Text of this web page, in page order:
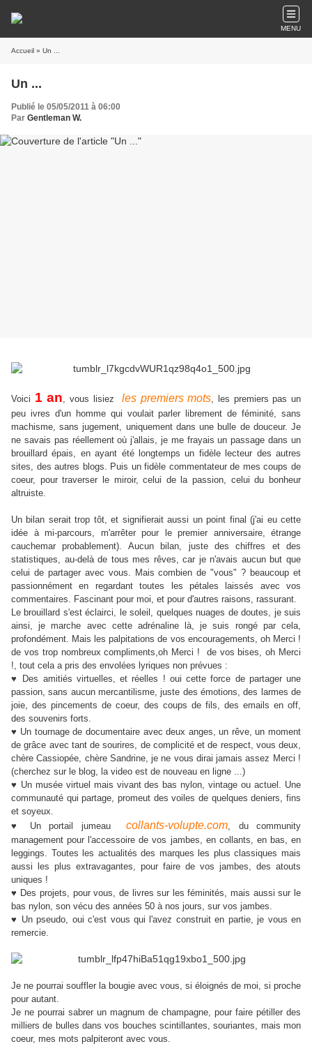
MENU
Accueil » Un ...
Un ...
Publié le 05/05/2011 à 06:00
Par Gentleman W.
Voici 1 an, vous lisiez les premiers mots, les premiers pas un
peu ivres d'un homme qui voulait parler librement de féminité, sans
machisme, sans jugement, uniquement dans une bulle de douceur. Je
ne savais pas réellement où j'allais, je me frayais un passage dans un
brouillard épais, en ayant été longtemps un fidèle lecteur des autres
sites, des autres blogs. Puis un fidèle commentateur de mes coups de
coeur, pour traverser le miroir, celui de la passion, celui du bonheur
altruiste.
Un bilan serait trop tôt, et signifierait aussi un point final (j'ai eu cette
idée à mi-parcours, m'arrêter pour le premier anniversaire, étrange
cauchemar probablement). Aucun bilan, juste des chiffres et des
statistiques, au-delà de tous mes rêves, car je n'avais aucun but que
celui de partager avec vous. Mais combien de "vous" ? beaucoup et
passionnément en regardant toutes les pétales laissés avec vos
commentaires. Fascinant pour moi, et pour d'autres raisons, rassurant.
Le brouillard s'est éclairci, le soleil, quelques nuages de doutes, je suis
ainsi, je marche avec cette adrénaline là, je suis rongé par cela,
profondément. Mais les palpitations de vos encouragements, oh Merci !
de vos trop nombreux compliments,oh Merci ! de vos bises, oh Merci
!, tout cela a pris des envolées lyriques non prévues :
♥ Des amitiés virtuelles, et réelles ! oui cette force de partager une
passion, sans aucun mercantilisme, juste des émotions, des larmes de
joie, des pincements de coeur, des coups de fils, des emails en off,
des souvenirs forts.
♥ Un tournage de documentaire avec deux anges, un rêve, un moment
de grâce avec tant de sourires, de complicité et de respect, vous deux,
chère Cassiopée, chère Sandrine, je ne vous dirai jamais assez Merci !
(cherchez sur le blog, la video est de nouveau en ligne ...)
♥ Un musée virtuel mais vivant des bas nylon, vintage ou actuel. Une
communauté qui partage, promeut des voiles de quelques deniers, fins
et soyeux.
♥ Un portail jumeau
collants-volupte.com, du community
management pour l'accessoire de vos jambes, en collants, en bas, en
leggings. Toutes les actualités des marques les plus classiques mais
aussi les plus extravagantes, pour faire de vos jambes, des atouts
uniques !
♥ Des projets, pour vous, de livres sur les féminités, mais aussi sur le
bas nylon, son vécu des années 50 à nos jours, sur vos jambes.
♥ Un pseudo, oui c'est vous qui l'avez construit en partie, je vous en
remercie.
Je ne pourrai souffler la bougie avec vous, si éloignés de moi, si proche
pour autant.
Je ne pourrai sabrer un magnum de champagne, pour faire pétiller des
milliers de bulles dans vos bouches scintillantes, souriantes, mais mon
coeur, mes mots palpiteront avec vous.